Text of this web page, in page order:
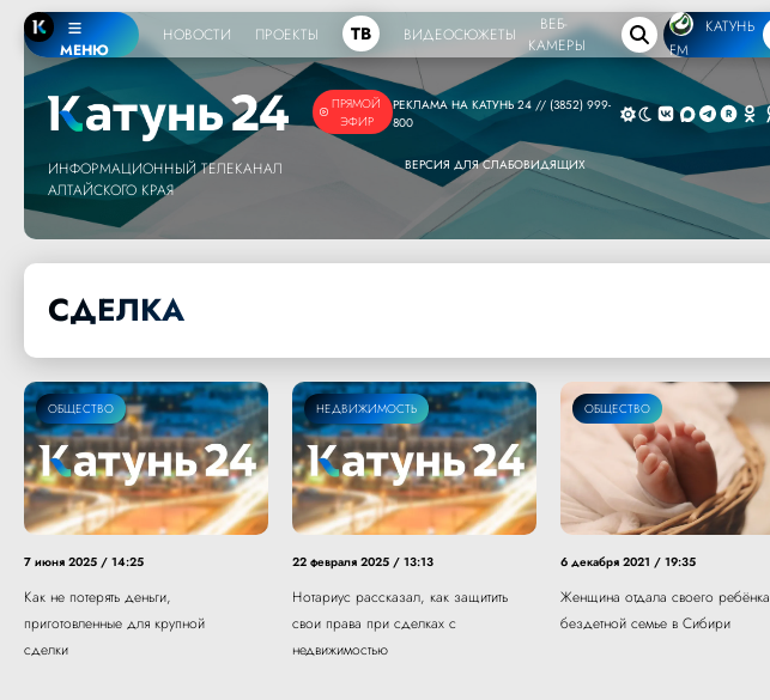
МЕНЮ
НОВОСТИ ПРОЕКТЫ ТВ ВИДЕОСЮЖЕТЫ
ВЕБ-
КАМЕРЫ
КАТУНЬ
FM
ПРЯМОЙ
ЭФИР
ИНФОРМАЦИОННЫЙ ТЕЛЕКАНАЛ
АЛТАЙСКОГО КРАЯ
РЕКЛАМА НА КАТУНЬ 24 // (3852) 999-
800
ВЕРСИЯ ДЛЯ СЛАБОВИДЯЩИХ
СДЕЛКА
ОБЩЕСТВО
7 июня 2025 / 14:25
Как не потерять деньги,
приготовленные для крупной
сделки
НЕДВИЖИМОСТЬ
22 февраля 2025 / 13:13
Нотариус рассказал, как защитить
свои права при сделках с
недвижимостью
ОБЩЕСТВО
6 декабря 2021 / 19:35
Женщина отдала своего ребёнка
бездетной семье в Сибири